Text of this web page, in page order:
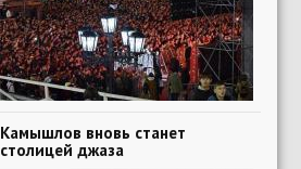
Камышлов вновь станет
столицей джаза